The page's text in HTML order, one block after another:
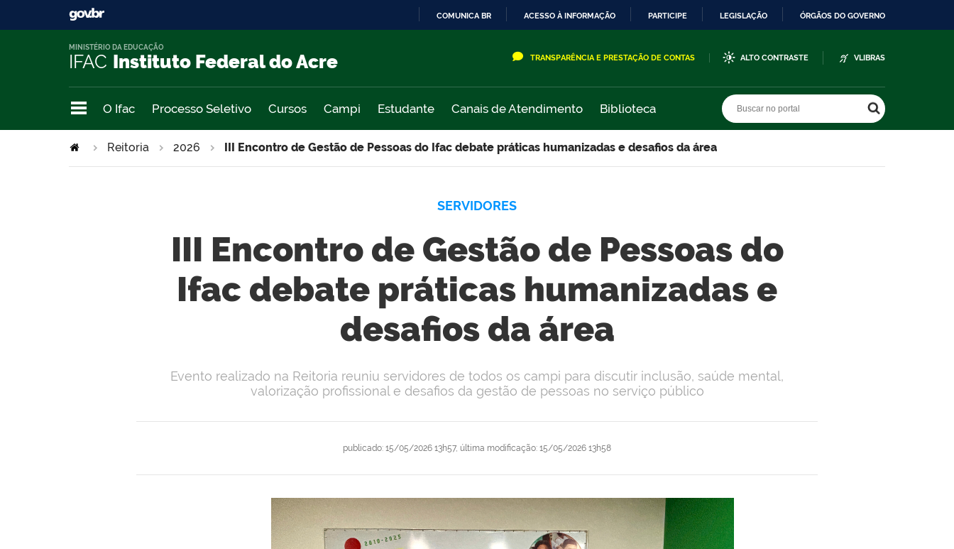
COMUNICA BR ACESSO À INFORMAÇÃO PARTICIPE LEGISLAÇÃO ÓRGÃOS DO GOVERNO
IFAC Instituto Federal do Acre
MINISTÉRIO DA EDUCAÇÃO
TRANSPARÊNCIA E PRESTAÇÃO DE CONTAS ALTO CONTRASTE VLIBRAS
O Ifac Processo Seletivo Cursos Campi Estudante Canais de Atendimento Biblioteca
Reitoria 2026 III Encontro de Gestão de Pessoas do Ifac debate práticas humanizadas e desafios da área
SERVIDORES
III Encontro de Gestão de Pessoas do
Ifac debate práticas humanizadas e
desafios da área
publicado: 15/05/2026 13h57, última modificação: 15/05/2026 13h58
Evento realizado na Reitoria reuniu servidores de todos os campi para discutir inclusão, saúde mental,
valorização profissional e desafios da gestão de pessoas no serviço público